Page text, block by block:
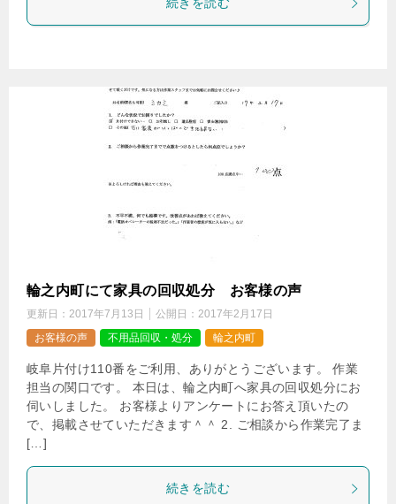
輪之内町にて家具の回収処分 お客様の声
更新日： 2017年7月13日 公開日： 2017年2月17日
お客様の声
不用品回収・処分 輪之内町
岐阜片付け110番をご利用、ありがとうございます。 作業
担当の関口です。 本日は、輪之内町へ家具の回収処分にお
伺いしました。 お客様よりアンケートにお答え頂いたの
で、掲載させていただきます＾＾ 2. ご相談から作業完了ま
[…]
続きを読む